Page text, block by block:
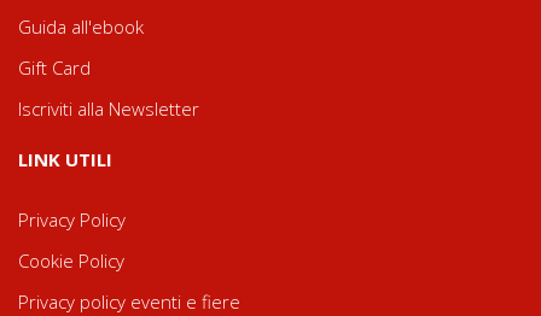
Guida all'ebook
Gift Card
Iscriviti alla Newsletter
LINK UTILI
Privacy Policy
Cookie Policy
Privacy policy eventi e fiere